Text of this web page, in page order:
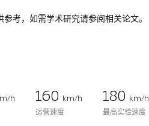
考，如需学术研究请参阅相关论文。
h
160
km/h
运营速度
180
km/h
最高实验速度